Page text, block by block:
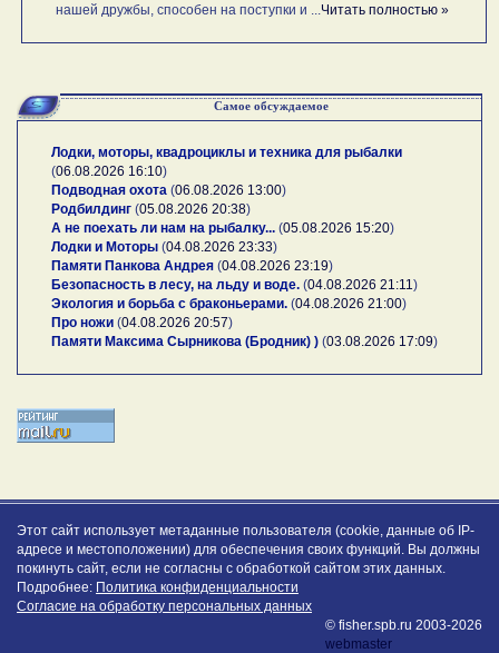
нашей дружбы, способен на поступки и ... Читать полностью »
Самое обсуждаемое
Лодки, моторы, квадроциклы и техника для рыбалки
(06.08.2026 16:10)
Подводная охота (06.08.2026 13:00)
Родбилдинг (05.08.2026 20:38)
А не поехать ли нам на рыбалку... (05.08.2026 15:20)
Лодки и Моторы (04.08.2026 23:33)
Памяти Панкова Андрея (04.08.2026 23:19)
Безопасность в лесу, на льду и воде. (04.08.2026 21:11 )
Экология и борьба с браконьерами. (04.08.2026 21:00)
Про ножи (04.08.2026 20:57)
Памяти Максима Сырникова (Бродник) ) (03.08.2026 17:09)
Этот сайт использует метаданные пользователя (cookie, данные об IP-
адресе и местоположении) для обеспечения своих функций. Вы должны
покинуть сайт, если не согласны с обработкой сайтом этих данных.
Подробнее: Политика конфиденциальности
Согласие на обработку персональных данных
© fisher.spb.ru 2003-2026
webmaster